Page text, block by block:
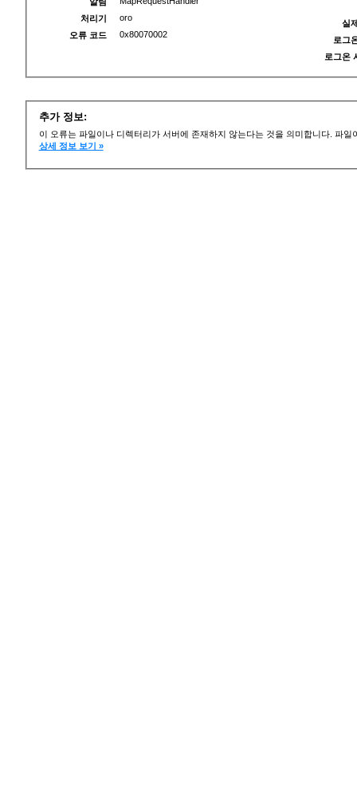
처리기
oro
오류 코드
0x80070002
실
로그
로그온
추가 정보:
이 오류는 파일이나 디렉터리가 서버에 존재하지 않는다는 것을 의미합니다. 파
상세 정보 보기 »